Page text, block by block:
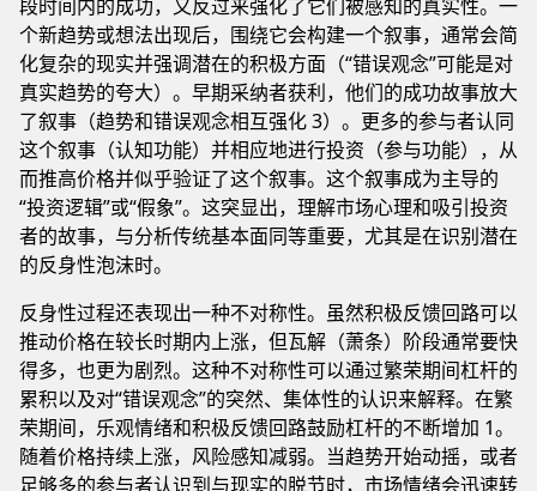
段时间内的成功，又反过来强化了它们被感知的真实性。一
个新趋势或想法出现后，围绕它会构建一个叙事，通常会简
化复杂的现实并强调潜在的积极方面（“错误观念”可能是对
真实趋势的夸大）。早期采纳者获利，他们的成功故事放大
了叙事（趋势和错误观念相互强化 3）。更多的参与者认同
这个叙事（认知功能）并相应地进行投资（参与功能），从
而推高价格并似乎验证了这个叙事。这个叙事成为主导的
“投资逻辑”或“假象”。这突显出，理解市场心理和吸引投资
者的故事，与分析传统基本面同等重要，尤其是在识别潜在
的反身性泡沫时。
反身性过程还表现出一种不对称性。虽然积极反馈回路可以
推动价格在较长时期内上涨，但瓦解（萧条）阶段通常要快
得多，也更为剧烈。这种不对称性可以通过繁荣期间杠杆的
累积以及对“错误观念”的突然、集体性的认识来解释。在繁
荣期间，乐观情绪和积极反馈回路鼓励杠杆的不断增加 1。
随着价格持续上涨，风险感知减弱。当趋势开始动摇，或者
足够多的参与者认识到与现实的脱节时，市场情绪会迅速转